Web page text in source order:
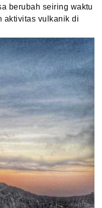
berubah seiring waktu
aktivitas vulkanik di